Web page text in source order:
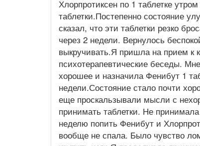
Хлорпротиксен по 1 таблетке
таблетки.Постепенно состояние
сказал, что эти таблетки резко
через 2 недели. Вернулось
выкручивать.Я пришла на прием к
психотерапевтические беседы.
хорошее и назначила Фенибут 1
недели.Состояние стало почти
еще проскальзывали мысли с
принимать таблетки. Не
неделю попить Фенибут и
вообще не спала. Было чувство